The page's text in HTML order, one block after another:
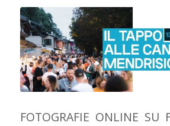
FOTOGRAFIE ONLINE